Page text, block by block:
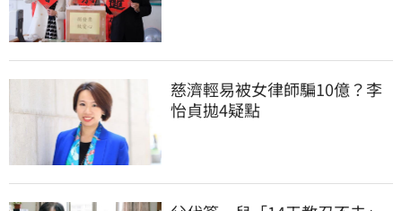
慈濟輕易被女律師騙10億？李
怡貞拋4疑點